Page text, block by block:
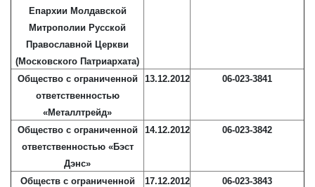
Епархии Молдавской
Митрополии Русской
Православной Церкви
(Московского Патриархата)
Общество с ограниченной
ответственностью
«Металлтрейд»
13.12.2012 06-023-3841
Общество с ограниченной
ответственностью «Бэст
Дэнс»
14.12.2012 06-023-3842
Обществ с ограниченной
17.12.2012 06-023-3843